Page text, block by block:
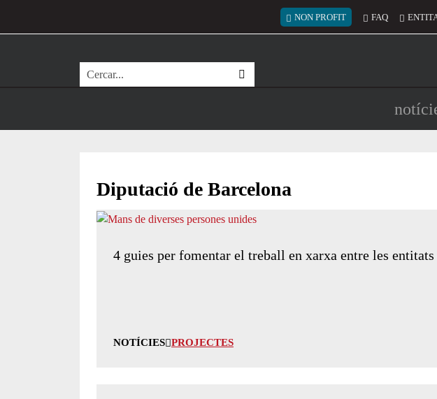
Menú del compte
NON PROFIT FAQ
Cerca
Diputació de Barcelona
4 guies per fomentar el treball en xarxa entre les
NOTÍCIES PROJECTES